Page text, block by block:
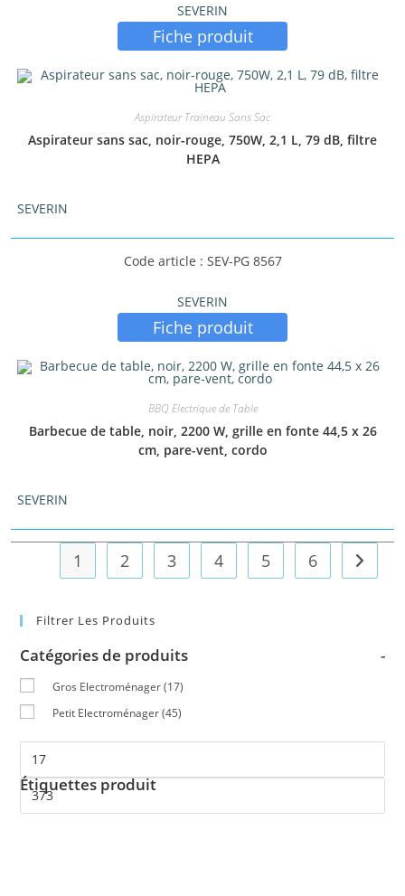
SEVERIN
Fiche produit
Aspirateur Traineau Sans Sac
Aspirateur sans sac, noir-rouge, 750W, 2,1 L, 79 dB, filtre
HEPA
SEVERIN
Code article : SEV-PG 8567
SEVERIN
Fiche produit
BBQ Electrique de Table
Barbecue de table, noir, 2200 W, grille en fonte 44,5 x 26
cm, pare-vent, cordo
SEVERIN
1 2 3 4 5 6
Filtrer Les Produits
Catégories de produits -
Gros Electroménager (17)
Petit Electroménager (45)
Étiquettes produit